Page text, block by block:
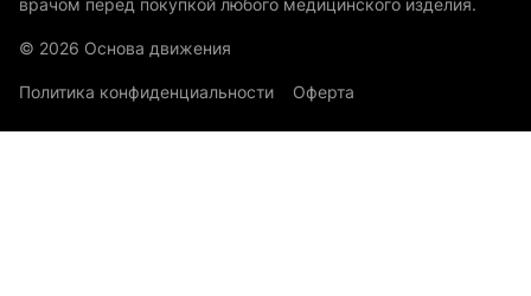
врачом перед покупкой любого медицинского изделия.
© 2026 Основа движения
Политика конфиденциальности Оферта